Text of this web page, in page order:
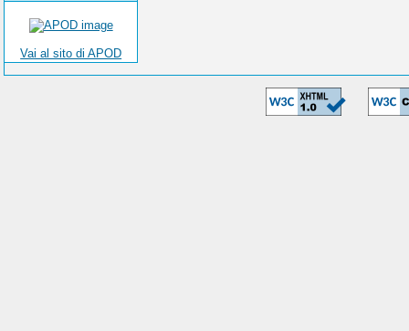
Vai al sito di APOD